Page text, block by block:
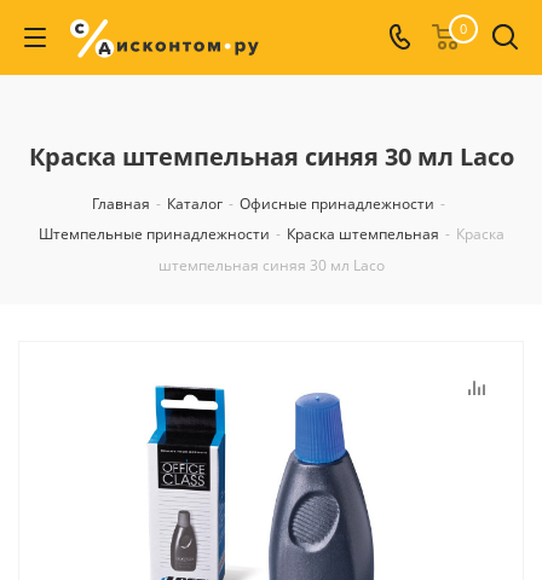
0
Краска штемпельная синяя 30 мл Laco
Главная - Каталог - Офисные принадлежности -
Штемпельные принадлежности - Краска штемпельная - Краска
штемпельная синяя 30 мл Laco